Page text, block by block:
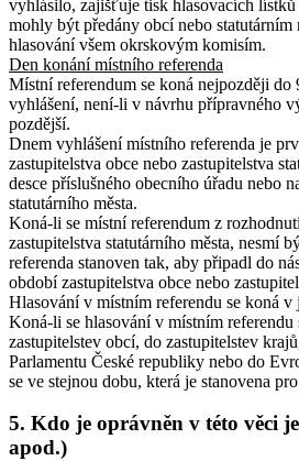
vyhlásilo, zajišťuje tisk hlasovacích
mohly být předány obcí nebo statutárním
hlasování všem okrskovým komisím.
Den konání místního referenda
Místní referendum se koná nejpozději do
vyhlášení, není-li v návrhu přípravného
pozdější.
Dnem vyhlášení místního referenda je
zastupitelstva obce nebo zastupitelstva
desce příslušného obecního úřadu nebo
statutárního města.
Koná-li se místní referendum z
zastupitelstva statutárního města, nesmí
referenda stanoven tak, aby připadl do
období zastupitelstva obce nebo
Hlasování v místním referendu se koná v
Koná-li se hlasování v místním referendu
zastupitelstev obcí, do zastupitelstev
Parlamentu České republiky nebo do
se ve stejnou dobu, která je stanovena
5. Kdo je oprávněn v této věci
apod.)